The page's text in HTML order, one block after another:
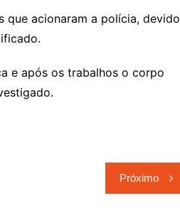
que acionaram a polícia, devido
e após os trabalhos o corpo
Próximo